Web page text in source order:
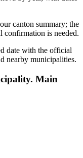
canton summary; the
confirmation is needed.
date with the official
nearby municipalities.
Main